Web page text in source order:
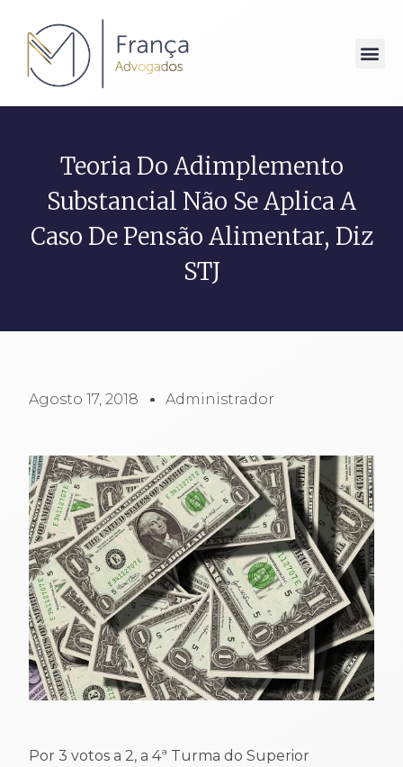
Teoria Do Adimplemento
Substancial Não Se Aplica A
Caso De Pensão Alimentar, Diz
STJ
Agosto 17, 2018 Administrador
Por 3 votos a 2, a 4ª Turma do Superior